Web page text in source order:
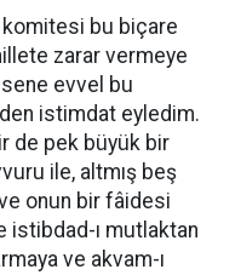
bu biçare
zarar vermeye
sene evvel bu
istimdat eyledim.
de pek büyük bir
ile, altmış beş
onun bir fâidesi
istibdad-ı mutlaktan
ve akvam-ı